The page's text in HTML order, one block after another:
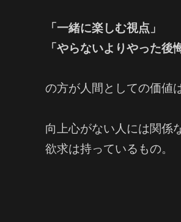
「一緒に楽しむ視点」
「やらないよりやった後
の方が人間としての価値
向上心がない人には関係
欲求は持っているもの。